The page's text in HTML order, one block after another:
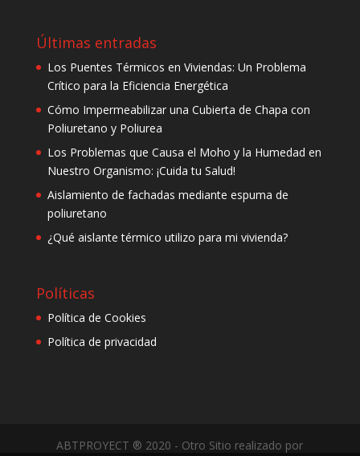
Últimas entradas
Los Puentes Térmicos en Viviendas: Un Problema
Crítico para la Eficiencia Energética
Cómo Impermeabilizar una Cubierta de Chapa con
Poliuretano y Poliurea
Los Problemas que Causa el Moho y la Humedad en
Nuestro Organismo: ¡Cuida tu Salud!
Aislamiento de fachadas mediante espuma de
poliuretano
¿Qué aislante térmico utilizo para mi vivienda?
Políticas
Política de Cookies
Política de privacidad
ABTPROYECT ® 2020 - Otro Sitio realizado por